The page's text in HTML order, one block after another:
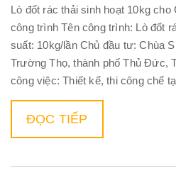
Lò đốt rác thải sinh hoạt 10kg
công trình Tên công trình: Lò đốt
suất: 10kg/lần Chủ đầu tư: Chùa
Trường Thọ, thành phố Thủ Đức,
công việc: Thiết kế, thi công chế
ĐỌC TIẾP